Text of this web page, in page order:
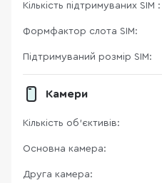
Кількість підтримуваних SIM :
Формфактор слота SIM:
Підтримуваний розмір SIM:
Камери
Кількість об'єктивів:
Основна камера:
Друга камера: